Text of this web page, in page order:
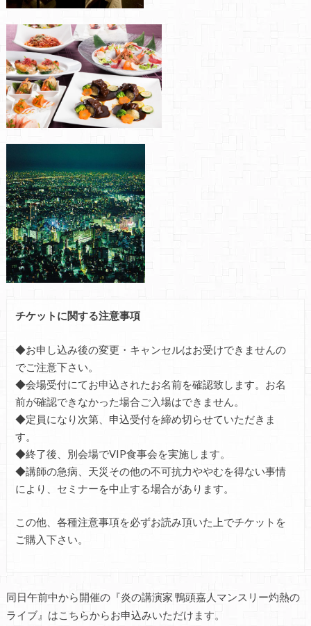
チケットに関する注意事項
◆お申し込み後の変更・キャンセルはお受けできませんの
でご注意下さい。
◆会場受付にてお申込されたお名前を確認致します。お名
前が確認できなかった場合ご入場はできません。
◆定員になり次第、申込受付を締め切らせていただきま
す。
◆終了後、別会場でVIP食事会を実施します。
◆講師の急病、天災その他の不可抗力ややむを得ない事情
により、セミナーを中止する場合があります。
この他、各種注意事項を必ずお読み頂いた上でチケットを
ご購入下さい。
同日午前中から開催の『炎の講演家 鴨頭嘉人マンスリー灼熱の
ライブ』はこちらからお申込みいただけます。